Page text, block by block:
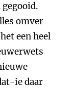
omver
een heel
ie daar